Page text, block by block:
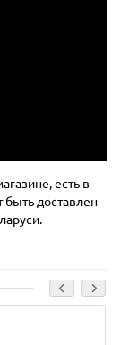
есть в
доставлен